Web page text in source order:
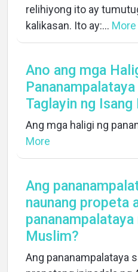
relihiyong ito ay
kalikasan. Ito ay:... More
Ano ang mga
Taglayin ng
Ang mga haligi ng
More
Ang
naunang propeta
pananampalataya
Muslim?
Ang pananampalataya